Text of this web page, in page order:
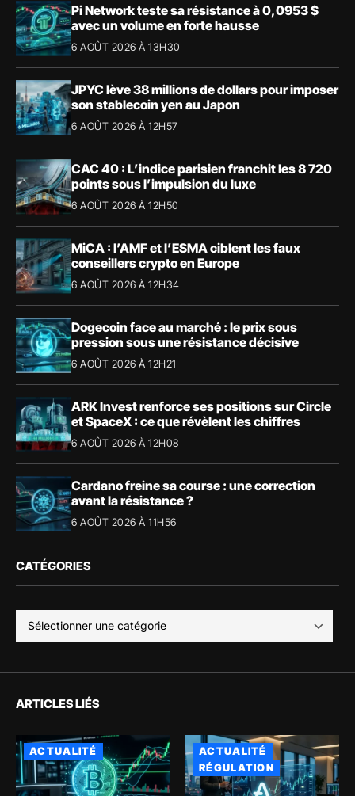
Pi Network teste sa résistance à 0,0953 $
avec un volume en forte hausse
6 AOÛT 2026 À 13H30
JPYC lève 38 millions de dollars pour imposer
son stablecoin yen au Japon
6 AOÛT 2026 À 12H57
CAC 40 : L’indice parisien franchit les 8 720
points sous l’impulsion du luxe
6 AOÛT 2026 À 12H50
MiCA : l’AMF et l’ESMA ciblent les faux
conseillers crypto en Europe
6 AOÛT 2026 À 12H34
Dogecoin face au marché : le prix sous
pression sous une résistance décisive
6 AOÛT 2026 À 12H21
ARK Invest renforce ses positions sur Circle
et SpaceX : ce que révèlent les chiffres
6 AOÛT 2026 À 12H08
Cardano freine sa course : une correction
avant la résistance ?
6 AOÛT 2026 À 11H56
CATÉGORIES
ARTICLES LIÉS
ACTUALITÉ
ACTUALITÉ
RÉGULATION